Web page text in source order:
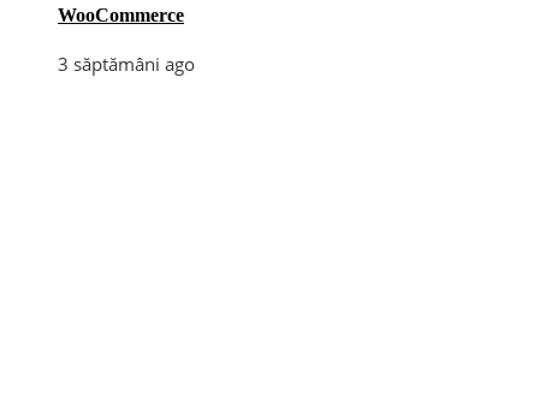
WooCommerce
3 săptămâni ago